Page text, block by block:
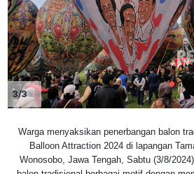
3/3
Warga menyaksikan penerbangan balon
Balloon Attraction 2024 di lapangan
Wonosobo, Jawa Tengah, Sabtu (3/8/